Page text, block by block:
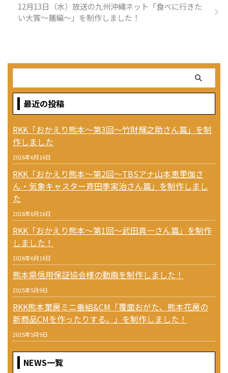
12月13日（水）放送の九州沖縄ネット「食べに行きた
い大賞〜麺編〜」を制作しました！
最近の投稿
RKK「おかえり熊本〜第3回〜竹財輝之助さん篇」を制
作しました
2026年6月16日
RKK「おかえり熊本〜第2回〜TBSアナ山本恵里伽さ
ん・気象キャスター斉田季実治さん篇」を制作しまし
た
2026年6月16日
RKK「おかえり熊本〜第1回〜武田真一さん篇」を制作
しました！
2026年6月16日
熊本県信用保証協会様の動画を制作しました！
2025年5月9日
RKK熊本菓房ミニ番組&CM「覆面おがた、熊本花房の
新商品CMを作ったりする。」を制作しました！
2025年5月9日
NEWS一覧